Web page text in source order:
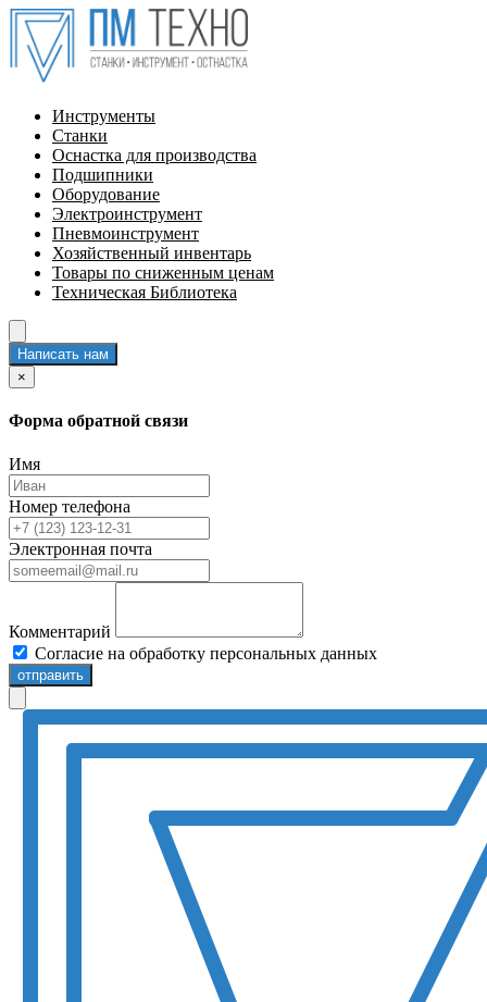
Инструменты
Станки
Оснастка для производства
Подшипники
Оборудование
Электроинструмент
Пневмоинструмент
Хозяйственный инвентарь
Товары по сниженным ценам
Техническая Библиотека
Написать нам
×
Форма обратной связи
Имя
Номер телефона
Электронная почта
Комментарий
Согласие на обработку персональных данных
отправить